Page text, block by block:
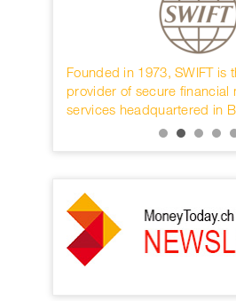
Founded in 1973, SWIFT is
provider of secure financial
services headquartered in